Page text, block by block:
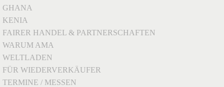
GHANA
KENIA
FAIRER HANDEL & PARTNERSCHAFTEN
WARUM AMA
WELTLADEN
FÜR WIEDERVERKÄUFER
TERMINE / MESSEN